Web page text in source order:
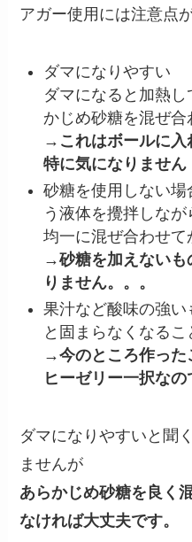
アガー使用には注意点
ダマになりやすい
ダマになると加熱
かじめ砂糖を混ぜ合
→これはボールに入
特に気になりません
砂糖を使用しない場
う液体を攪拌しなが
均一に混ぜ合わせて
→砂糖を加えないも
りません。。。
果汁など酸味の強
と固まらなくなるこ
→今のところ作った
ヒーゼリー一択なの
ダマになりやすいと聞
ませんが
あらかじめ砂糖を良く
なければ大丈夫です。